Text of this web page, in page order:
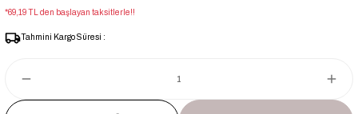
*69,19 TL den başlayan taksitlerle!!
Tahmini Kargo Süresi :